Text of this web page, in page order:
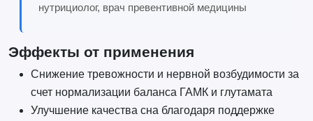
нутрициолог, врач превентивной медицины
Эффекты от применения
Снижение тревожности и нервной возбудимости за
счет нормализации баланса ГАМК и глутамата
Улучшение качества сна благодаря поддержке